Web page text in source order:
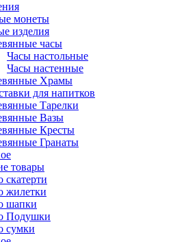
монеты
изделия
часы
Часы настольные
Часы настенные
Храмы
для напитков
Тарелки
Вазы
Кресты
Гранаты
товары
скатерти
жилетки
шапки
Подушки
сумки